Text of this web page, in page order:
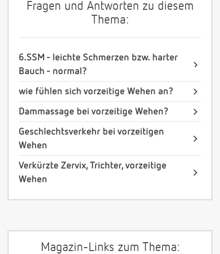
Fragen und Antworten zu diesem
Thema:
6.SSM - leichte Schmerzen bzw. harter
Bauch - normal?
wie fühlen sich vorzeitige Wehen an?
Dammassage bei vorzeitige Wehen?
Geschlechtsverkehr bei vorzeitigen
Wehen
Verkürzte Zervix, Trichter, vorzeitige
Wehen
Magazin-Links zum Thema: